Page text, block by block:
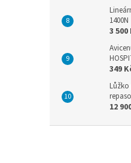
1400N
3 500
349
12